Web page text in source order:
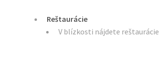
Reštaurácie
V blízkosti nájdete reštaurácie